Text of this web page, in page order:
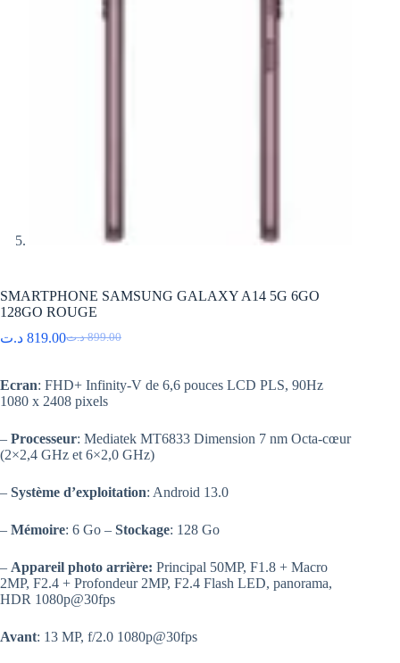
SMARTPHONE SAMSUNG GALAXY A14 5G 6GO
128GO ROUGE
899.00 د.تLe
était :
819.00 د.ت
Le
est :
Ecran: FHD+ Infinity-V de 6,6 pouces LCD PLS, 90Hz
1080 x 2408 pixels
– Processeur: Mediatek MT6833 Dimension 7 nm Octa-cœur
(2×2,4 GHz et 6×2,0 GHz)
– Système d’exploitation: Android 13.0
– Mémoire: 6 Go – Stockage: 128 Go
– Appareil photo arrière: Principal 50MP, F1.8 + Macro
2MP, F2.4 + Profondeur 2MP, F2.4 Flash LED, panorama,
HDR 1080p@30fps
Avant: 13 MP, f/2.0 1080p@30fps